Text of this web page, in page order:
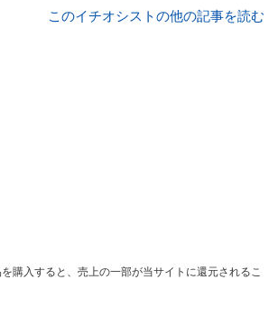
このイチオシストの他の記事を読む
購入すると、売上の一部が当サイトに還元されるこ